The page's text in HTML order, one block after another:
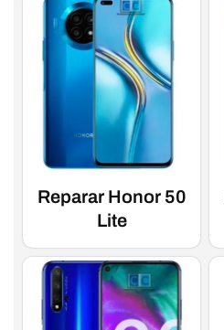
Reparar Honor 50
Lite